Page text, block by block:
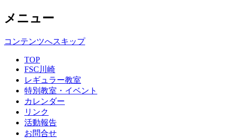
メニュー
コンテンツへスキップ
TOP
FSC川崎
レギュラー教室
特別教室・イベント
カレンダー
リンク
活動報告
お問合せ